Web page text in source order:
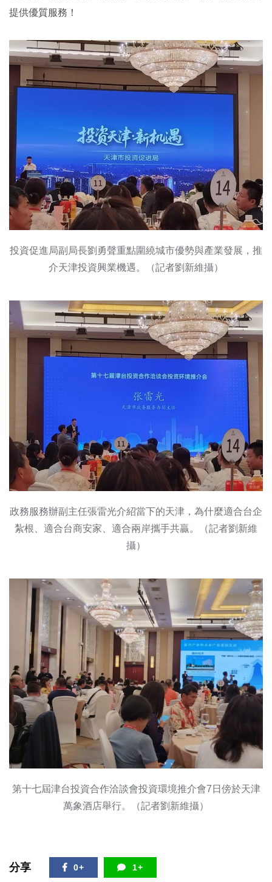
提供優質服務！
投資促進局副局長劉勇聲重點圍繞城市優勢與產業發展，推
介天津投資興業機遇。（記者劉新維攝）
政務服務辦副主任張雷光介紹當下的天津，為什麼適合台企
紮根、適合台商安家、適合兩岸攜手共贏。（記者劉新維
攝）
第十七屆津台投資合作洽談會投資環境推介會7日傍於天津
萬象酒店舉行。（記者劉新維攝）
分享 0+ 1+